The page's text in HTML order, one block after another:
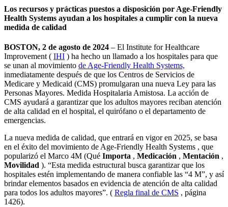
Los recursos y prácticas puestos a disposición por Age-Friendly
Health Systems ayudan a los hospitales a cumplir con la nueva
medida de calidad
BOSTON, 2 de agosto de 2024 – El Institute for Healthcare
Improvement ( IHI ) ha hecho un llamado a los hospitales para que
se unan al movimiento de Age-Friendly Health Systems,
inmediatamente después de que los Centros de Servicios de
Medicare y Medicaid (CMS) promulgaran una nueva Ley para las
Personas Mayores. Medida Hospitalaria Amistosa. La acción de
CMS ayudará a garantizar que los adultos mayores reciban atención
de alta calidad en el hospital, el quirófano o el departamento de
emergencias.
La nueva medida de calidad, que entrará en vigor en 2025, se basa
en el éxito del movimiento de Age-Friendly Health Systems , que
popularizó el Marco 4M (Qué Importa , Medicación , Mentación ,
Movilidad ). “Esta medida estructural busca garantizar que los
hospitales estén implementando de manera confiable las “4 M”, y así
brindar elementos basados ​​en evidencia de atención de alta calidad
para todos los adultos mayores”. ( Regla final de CMS , página
1426).